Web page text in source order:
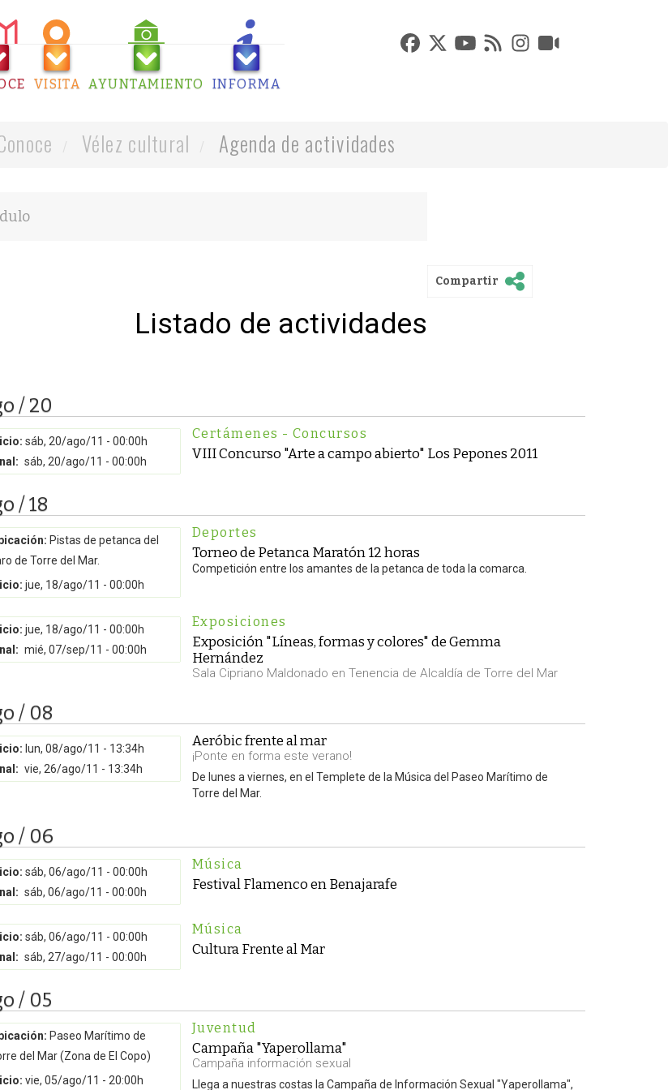
VISITA AYUNTAMIENTO INFORMA
Vélez cultural Agenda de actividades
Compartir
Listado de actividades
/ 20
sáb, 20/ago/11 - 00:00h
sáb, 20/ago/11 - 00:00h
Certámenes - Concursos
VIII Concurso "Arte a campo abierto" Los Pepones 2011
/ 18
Pistas de petanca del
de Torre del Mar.
jue, 18/ago/11 - 00:00h
Deportes
Torneo de Petanca Maratón 12 horas
Competición entre los amantes de la petanca de toda la comarca.
jue, 18/ago/11 - 00:00h
mié, 07/sep/11 - 00:00h
Exposiciones
Exposición "Líneas, formas y colores" de Gemma
Hernández
Sala Cipriano Maldonado en Tenencia de Alcaldía de Torre del Mar
/ 08
lun, 08/ago/11 - 13:34h
vie, 26/ago/11 - 13:34h
Aeróbic frente al mar
¡Ponte en forma este verano!
De lunes a viernes, en el Templete de la Música del Paseo Marítimo de
Torre del Mar.
/ 06
sáb, 06/ago/11 - 00:00h
sáb, 06/ago/11 - 00:00h
Música
Festival Flamenco en Benajarafe
sáb, 06/ago/11 - 00:00h
sáb, 27/ago/11 - 00:00h
Música
Cultura Frente al Mar
/ 05
Paseo Marítimo de
del Mar (Zona de El Copo)
vie, 05/ago/11 - 20:00h
Juventud
Campaña "Yaperollama"
Campaña información sexual
Llega a nuestras costas la Campaña de Información Sexual "Yaperollama",